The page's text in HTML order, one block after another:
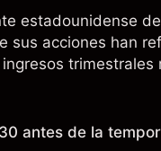
estadounidense
sus acciones han
trimestrales
a los controles de
antes de la